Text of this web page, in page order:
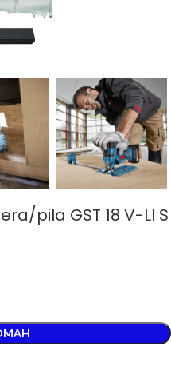
pila GST 18 V-LI S